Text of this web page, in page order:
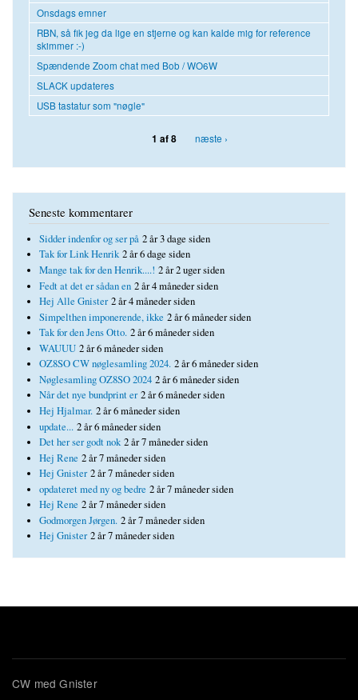
Onsdags emner
RBN, så fik jeg da lige en stjerne og kan kalde mig for reference
skimmer :-)
Spændende Zoom chat med Bob / WO6W
SLACK updateres
USB tastatur som "nøgle"
1 af 8 næste ›
Seneste kommentarer
Sidder indenfor og ser på 2 år 3 dage siden
Tak for Link Henrik 2 år 6 dage siden
Mange tak for den Henrik....! 2 år 2 uger siden
Fedt at det er sådan en 2 år 4 måneder siden
Hej Alle Gnister 2 år 4 måneder siden
Simpelthen imponerende, ikke 2 år 6 måneder siden
Tak for den Jens Otto. 2 år 6 måneder siden
WAUUU 2 år 6 måneder siden
OZ8SO CW nøglesamling 2024. 2 år 6 måneder siden
Nøglesamling OZ8SO 2024 2 år 6 måneder siden
Når det nye bundprint er 2 år 6 måneder siden
Hej Hjalmar. 2 år 6 måneder siden
update... 2 år 6 måneder siden
Det her ser godt nok 2 år 7 måneder siden
Hej Rene 2 år 7 måneder siden
Hej Gnister 2 år 7 måneder siden
opdateret med ny og bedre 2 år 7 måneder siden
Hej Rene 2 år 7 måneder siden
Godmorgen Jørgen. 2 år 7 måneder siden
Hej Gnister 2 år 7 måneder siden
CW med Gnister